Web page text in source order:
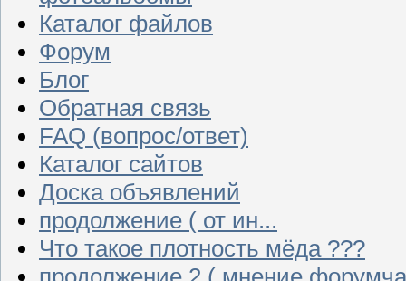
Каталог файлов
Форум
Блог
Обратная связь
FAQ (вопрос/ответ)
Каталог сайтов
Доска объявлений
продолжение ( от ин...
Что такое плотность мёда ???